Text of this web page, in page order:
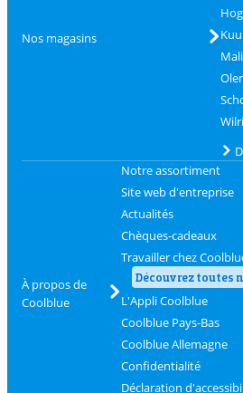
Nos magasins
À propos de
Coolblue
Notre assortiment
Site web d'entreprise
Actualités
Chèques-cadeaux
Travailler chez
Découvrez toutes
L'Appli Coolblue
Coolblue Pays-Bas
Coolblue Allemagne
Confidentialité
Déclaration